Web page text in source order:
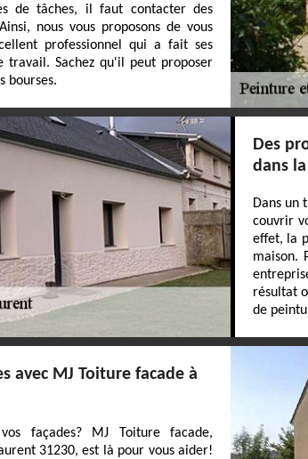
de tâches, il faut contacter des
nous vous proposons de vous
professionnel qui a fait ses
travail. Sachez qu'il peut proposer
bourses.
Des
dans
Dans un
couvrir
effet, la
maison.
résultat
de
avec MJ Toiture facade à
façades? MJ Toiture facade,
31230, est là pour vous aider!